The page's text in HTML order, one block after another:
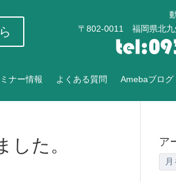
〒802-0011 福岡県北九
ナー情報 よくある質問 Amebaブログ
た。 ア
ア
ー